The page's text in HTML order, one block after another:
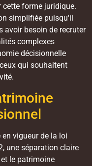
forme juridique.
simplifiée puisqu'il
avoir besoin de recruter
complexes
décisionnelle
qui souhaitent
vigueur de la loi
une séparation claire
le patrimoine